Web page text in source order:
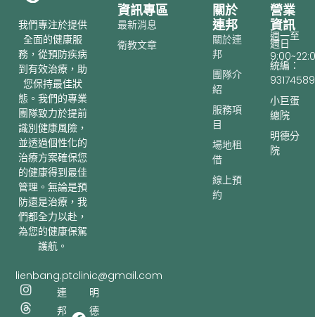
我們專注於提供
全面的健康服
務，從預防疾病
到有效治療，助
您保持最佳狀
態。我們的專業
團隊致力於提前
識別健康風險，
並透過個性化的
治療方案確保您
的健康得到最佳
管理。無論是預
防還是治療，我
們都全力以赴，
為您的健康保駕
護航。
lienbang.ptclinic@gmail.com
I
n
T
h
Y
o
連
邦
明
德
營業
資訊
週一至
週日
統編：
93174589
小巨蛋
總院
明德分
院
關於
連邦
關於連
邦
團隊介
紹
服務項
目
場地租
借
線上預
約
資訊專區
最新消息
衛教文章